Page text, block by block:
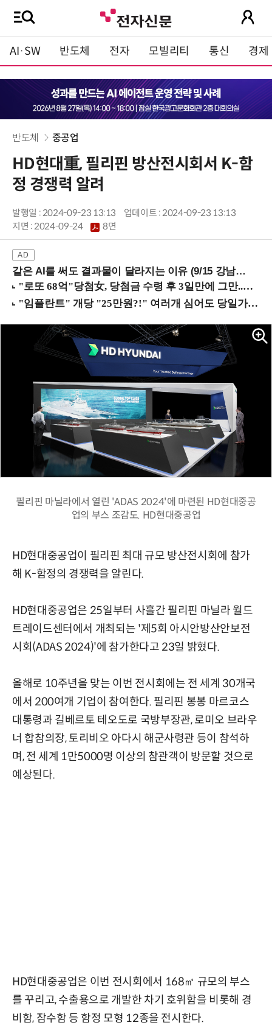
AI·SW 반도체 전자 모빌리티 통신 경제
반도체 중공업
HD현대重, 필리핀 방산전시회서 K-함
정 경쟁력 알려
발행일 : 2024-09-23 13:13
업데이트 : 2024-09-23 13:13
지면 :2024-09-24 8면
같은 AI를 써도 결과물이 달라지는 이유 (9/15 강남역)
필리핀 마닐라에서 열린 'ADAS 2024'에 마련된 HD현대중공
업의 부스 조감도. HD현대중공업
HD현대중공업이 필리핀 최대 규모 방산전시회에 참가
해 K-함정의 경쟁력을 알린다.
HD현대중공업은 25일부터 사흘간 필리핀 마닐라 월드
트레이드센터에서 개최되는 '제5회 아시안방산안보전
시회(ADAS 2024)'에 참가한다고 23일 밝혔다.
올해로 10주년을 맞는 이번 전시회에는 전 세계 30개국
에서 200여개 기업이 참여한다. 필리핀 봉봉 마르코스
대통령과 길베르토 테오도로 국방부장관, 로미오 브라우
너 합참의장, 토리비오 아다시 해군사령관 등이 참석하
며, 전 세계 1만5000명 이상의 참관객이 방문할 것으로
예상된다.
HD현대중공업은 이번 전시회에서 168㎡ 규모의 부스
를 꾸리고, 수출용으로 개발한 차기 호위함을 비롯해 경
비함, 잠수함 등 함정 모형 12종을 전시한다.